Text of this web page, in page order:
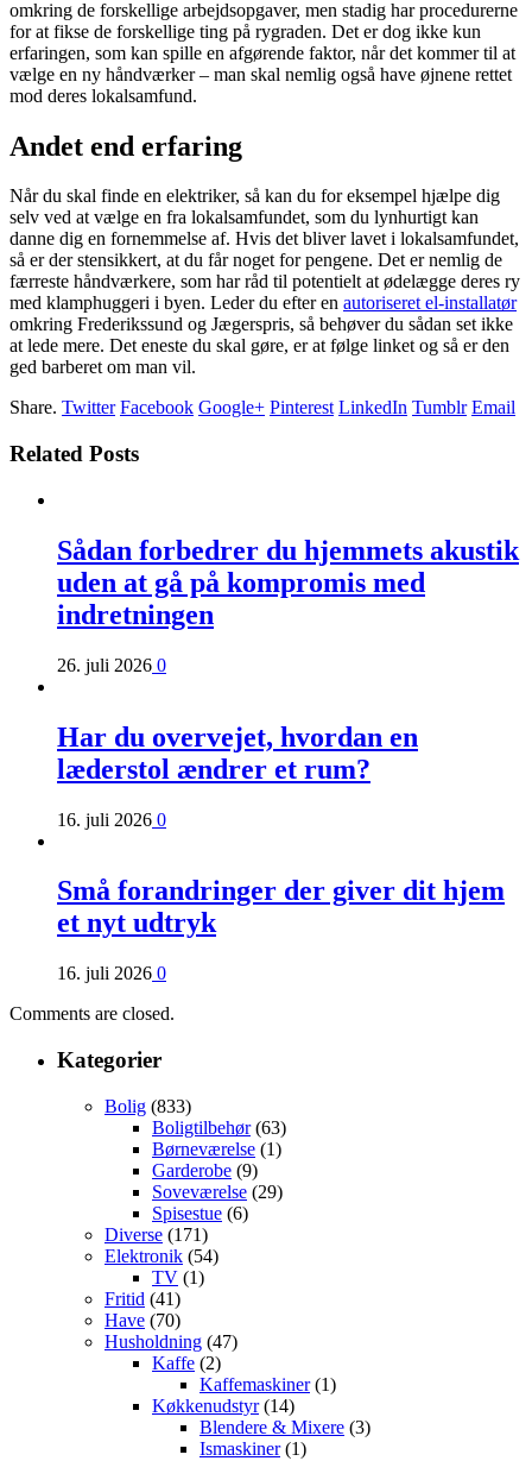
omkring de forskellige arbejdsopgaver, men stadig har procedurerne
for at fikse de forskellige ting på rygraden. Det er dog ikke kun
erfaringen, som kan spille en afgørende faktor, når det kommer til at
vælge en ny håndværker – man skal nemlig også have øjnene rettet
mod deres lokalsamfund.
Andet end erfaring
Når du skal finde en elektriker, så kan du for eksempel hjælpe dig
selv ved at vælge en fra lokalsamfundet, som du lynhurtigt kan
danne dig en fornemmelse af. Hvis det bliver lavet i lokalsamfundet,
så er der stensikkert, at du får noget for pengene. Det er nemlig de
færreste håndværkere, som har råd til potentielt at ødelægge deres ry
med klamphuggeri i byen. Leder du efter en autoriseret el-installatør
omkring Frederikssund og Jægerspris, så behøver du sådan set ikke
at lede mere. Det eneste du skal gøre, er at følge linket og så er den
ged barberet om man vil.
Share. Twitter Facebook Google+ Pinterest LinkedIn Tumblr Email
Related Posts
Sådan forbedrer du hjemmets akustik
uden at gå på kompromis med
indretningen
26. juli 2026 0
Har du overvejet, hvordan en
læderstol ændrer et rum?
16. juli 2026 0
Små forandringer der giver dit hjem
et nyt udtryk
16. juli 2026 0
Comments are closed.
Kategorier
Bolig (833)
Boligtilbehør(63)
Børneværelse (1)
Garderobe (9)
Soveværelse (29)
Spisestue (6)
Diverse (171)
Elektronik (54)
TV (1)
Fritid (41)
Have (70)
Husholdning (47)
Kaffe (2)
Kaffemaskiner(1)
Køkkenudstyr(14)
Blendere & Mixere (3)
Ismaskiner(1)